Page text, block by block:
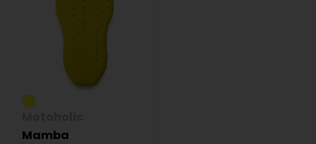
Mamba